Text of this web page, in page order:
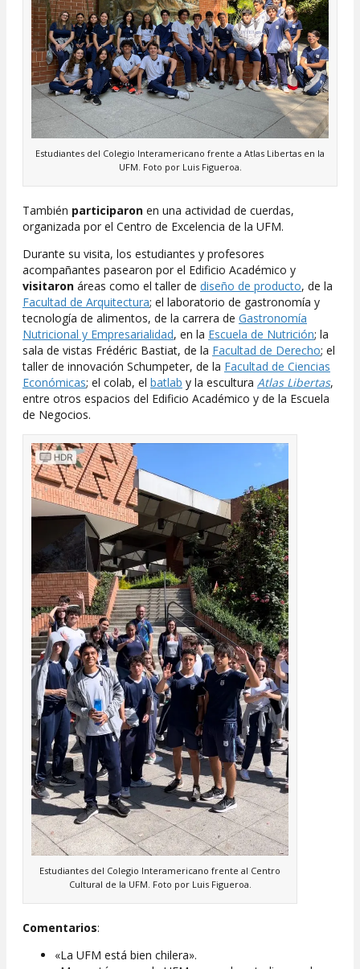
Estudiantes del Colegio Interamericano frente a Atlas Libertas en la
UFM. Foto por Luis Figueroa.
También participaron en una actividad de cuerdas,
organizada por el Centro de Excelencia de la UFM.
Durante su visita, los estudiantes y profesores
acompañantes pasearon por el Edificio Académico y
visitaron áreas como el taller de diseño de producto, de la
Facultad de Arquitectura; el laboratorio de gastronomía y
tecnología de alimentos, de la carrera de Gastronomía
Nutricional y Empresarialidad, en la Escuela de Nutrición; la
sala de vistas Frédéric Bastiat, de la Facultad de Derecho; el
taller de innovación Schumpeter, de la Facultad de Ciencias
Económicas; el colab, el batlab y la escultura Atlas Libertas,
entre otros espacios del Edificio Académico y de la Escuela
de Negocios.
Estudiantes del Colegio Interamericano frente al Centro
Cultural de la UFM. Foto por Luis Figueroa.
Comentarios:
«La UFM está bien chilera».